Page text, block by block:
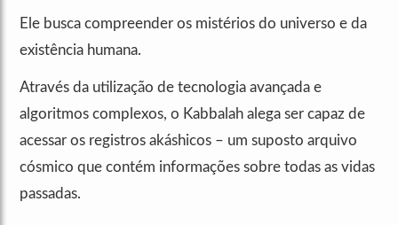
Ele busca compreender os mistérios do universo e da
existência humana.
Através da utilização de tecnologia avançada e
algoritmos complexos, o Kabbalah alega ser capaz de
acessar os registros akáshicos – um suposto arquivo
cósmico que contém informações sobre todas as vidas
passadas.